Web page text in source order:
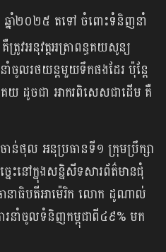
ឆ្នាំ២០២៥ តទៅ ចំពោះទំនិញនាំ
រូវអនុវត្តអត្រាពន្ធគយសូន្យ
ាំចូលរថយន្ដមួយទឹកផងដែរ ប៉ុន្តែ
គយ ដូចជា អាករពិសេសជាដើម គឺ
ាន់ថុល អនុប្រធានទី១ ក្រុមប្រឹក្សា
នេះនៅក្នុងសន្និសីទសារព័ត៌មានជុំ
នាធិបតីអាម៉េរិក លោក ដូណាល់
ារនាំចូលទំនិញកម្ពុជាពី៤៩% មក